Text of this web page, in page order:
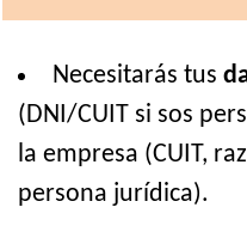
Necesitarás tus
(DNI/CUIT si sos
la empresa (CUIT,
persona jurídica).